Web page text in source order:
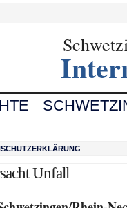
Unfall